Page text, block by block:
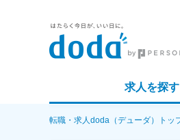
求人を探す
詳細条件から探す
転職・求人doda（デューダ）トッ